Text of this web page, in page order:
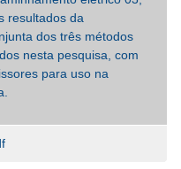
resultados da
dos três métodos
nesta pesquisa, com
para uso na